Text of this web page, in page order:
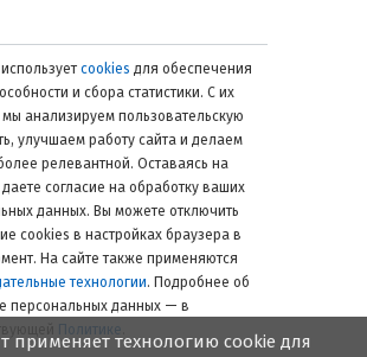
cookies для обеспечения
и сбора статистики. С их
анализируем пользовательскую
улучшаем работу сайта и делаем
релевантной. Оставаясь на
согласие на обработку ваших
данных. Вы можете отключить
cookies в настройках браузера в
На сайте также применяются
технологии. Подробнее об
персональных данных — в
Политике
применяет технологию cookie для